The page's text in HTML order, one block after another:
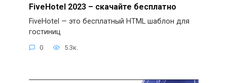
FiveHotel 2023 – скачайте бесплатно
FiveHotel — это бесплатный HTML шаблон для
гостиниц
0 5.3к.